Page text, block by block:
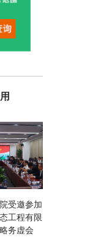
受邀参加
工程有限
务虚会